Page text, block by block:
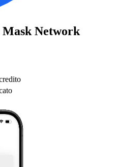
Mask Network